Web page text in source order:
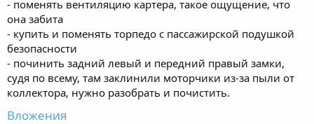
- поменять вентиляцию картера, такое ощущение, что
она забита
- купить и поменять торпедо с пассажирской подушкой
безопасности
- починить задний левый и передний правый замки,
судя по всему, там заклинили моторчики из-за пыли от
коллектора, нужно разобрать и почистить.
Вложения